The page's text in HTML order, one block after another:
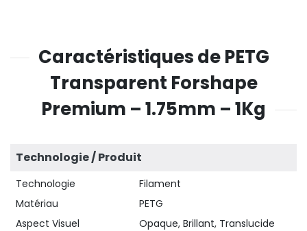
Caractéristiques de PETG
Transparent Forshape
Premium – 1.75mm – 1Kg
Technologie / Produit
Technologie
Filament
Matériau
PETG
Aspect Visuel
Opaque, Brillant, Translucide